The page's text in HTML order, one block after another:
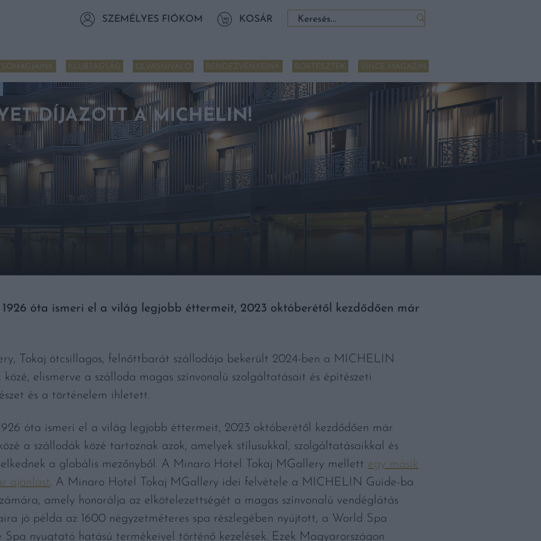
SZEMÉLYES FIÓKOM KOSÁR Keresés:
KLUBTAGSÁG OLVASNIVALÓ RENDEZVÉNYEINK BORTESZTEK VINCE MAGAZIN
DÍJAZOTT A MICHELIN!
óta ismeri el a világ legjobb éttermeit, 2023 októberétől kezdődően már
Tokaj ötcsillagos, felnőttbarát szállodája bekerült 2024-ben a MICHELIN
elismerve a szálloda magas színvonalú szolgáltatásait és építészeti
és a történelem ihletett.
óta ismeri el a világ legjobb éttermeit, 2023 októberétől kezdődően már
a szállodák közé tartoznak azok, amelyek stílusukkal, szolgáltatásaikkal és
a globális mezőnyből. A Minaro Hotel Tokaj MGallery mellett egy másik
ajánlást. A Minaro Hotel Tokaj MGallery idei felvétele a MICHELIN Guide-ba
amely honorálja az elkötelezettségét a magas színvonalú vendéglátás
jó példa az 1600 négyzetméteres spa részlegében nyújtott, a World Spa
nyugtató hatású termékeivel történő kezelések. Ezek Magyarországon